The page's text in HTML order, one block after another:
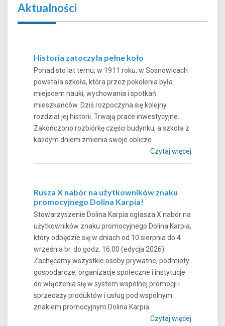
Aktualności
Historia zatoczyła pełne koło
Ponad sto lat temu, w 1911 roku, w Sosnowicach
powstała szkoła, która przez pokolenia była
miejscem nauki, wychowania i spotkań
mieszkańców. Dziś rozpoczyna się kolejny
rozdział jej historii. Trwają prace inwestycyjne.
Zakończono rozbiórkę części budynku, a szkoła z
każdym dniem zmienia swoje oblicze.
Czytaj więcej
Rusza X nabór na użytkowników znaku
promocyjnego Dolina Karpia!
Stowarzyszenie Dolina Karpia ogłasza X nabór na
użytkowników znaku promocyjnego Dolina Karpia,
który odbędzie się w dniach od 10 sierpnia do 4
września br. do godz. 16:00 (edycja 2026).
Zachęcamy wszystkie osoby prywatne, podmioty
gospodarcze, organizacje społeczne i instytucje
do włączenia się w system wspólnej promocji i
sprzedaży produktów i usług pod wspólnym
znakiem promocyjnym Dolina Karpia.
Czytaj więcej